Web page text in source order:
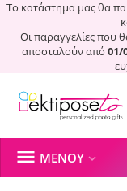
Το κατάστημα μας θα
Οι παραγγελίες που
αποσταλούν από 01/
 ΜΕΝΟΎ 